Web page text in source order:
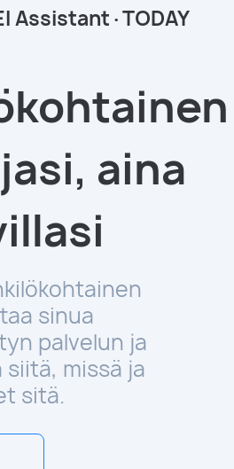
Assistant·TODAY
aina
sinua
palvelun ja
missä ja
sitä.